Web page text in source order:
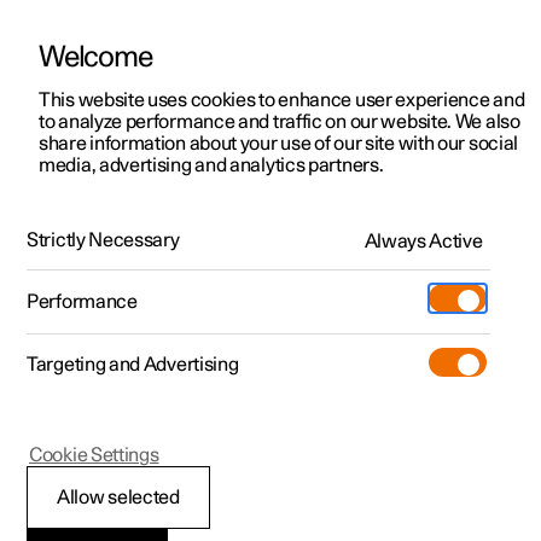
Polestar 2
Polestar 3
Polestar 4
Pre-owned
Shop
Meer
Testrit
Aanbiedingen voor
Testrit
Aanbiedingen voor
Polestar 4 coupé
Ontdek Polestar 4
Testrit
Bekijk onze stockwagens
Aanbiedingen voor
Ontdek Polestar 5
Over pre-owned
Pre-owned aanbiedingen
Aanbiedingen voor particulieren
Aanbiedingen voor
professionelen
Bekijk onze stockwagens
Configureer
Pre-owned
Testrit
Additionals
(Opent in een nieuw venster)
Experiences
Ontmoet ons
Servicepunten
Opladen
Support
HandleidingVideogalerijDownloadsSoftware-updates
Pilot Assist
Polestar 1
Tijdelijke uitschakeling
Welcome
This website uses cookies to enhance user experience and
to analyze performance and traffic on our website. We also
share information about your use of our site with our social
media, advertising and analytics partners.
Strictly Necessary Always Active
Performance
Targeting and Advertising
Allow selected
Cookie Settings